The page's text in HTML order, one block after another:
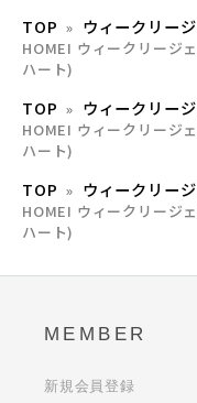
TOP ウィークリー
HOMEI ウィークリー
ハート)
TOP ウィークリー
HOMEI ウィークリー
ハート)
TOP ウィークリー
HOMEI ウィークリー
ハート)
MEMBER
新規会員登録